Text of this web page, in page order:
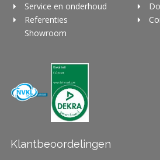
Service en onderhoud
Referenties
Showroom
Klantbeoordelingen